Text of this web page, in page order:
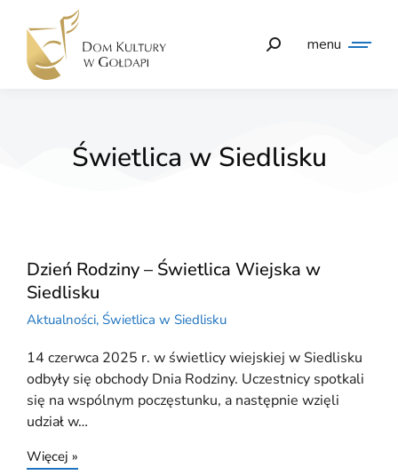
menu
Świetlica w Siedlisku
Dzień Rodziny – Świetlica Wiejska w
Siedlisku
Aktualności, Świetlica w Siedlisku
14 czerwca 2025 r. w świetlicy wiejskiej w Siedlisku
odbyły się obchody Dnia Rodziny. Uczestnicy spotkali
się na wspólnym poczęstunku, a następnie wzięli
udział w…
Więcej »